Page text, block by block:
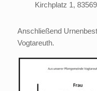
Kirchplatz 1,
Anschließend
Vogtareuth.